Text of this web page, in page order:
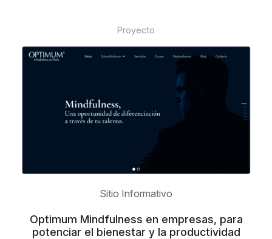
Proyecto
Sitio Informativo
Optimum Mindfulness en empresas, para
potenciar el bienestar y la productividad